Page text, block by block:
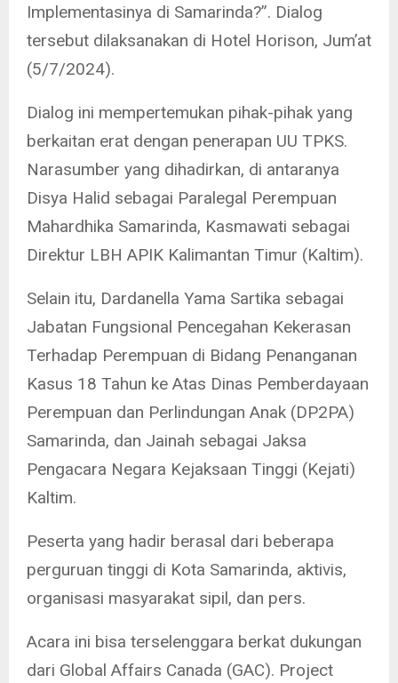
Implementasinya di Samarinda?”. Dialog
tersebut dilaksanakan di Hotel Horison, Jum’at
(5/7/2024).
Dialog ini mempertemukan pihak-pihak yang
berkaitan erat dengan penerapan UU TPKS.
Narasumber yang dihadirkan, di antaranya
Disya Halid sebagai Paralegal Perempuan
Mahardhika Samarinda, Kasmawati sebagai
Direktur LBH APIK Kalimantan Timur (Kaltim).
Selain itu, Dardanella Yama Sartika sebagai
Jabatan Fungsional Pencegahan Kekerasan
Terhadap Perempuan di Bidang Penanganan
Kasus 18 Tahun ke Atas Dinas Pemberdayaan
Perempuan dan Perlindungan Anak (DP2PA)
Samarinda, dan Jainah sebagai Jaksa
Pengacara Negara Kejaksaan Tinggi (Kejati)
Kaltim.
Peserta yang hadir berasal dari beberapa
perguruan tinggi di Kota Samarinda, aktivis,
organisasi masyarakat sipil, dan pers.
Acara ini bisa terselenggara berkat dukungan
dari Global Affairs Canada (GAC). Project